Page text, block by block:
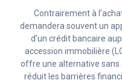
Contrairement à
demandera souvent un
d’un crédit bancaire
accession immobilière
offre une alternative
réduit les barrières